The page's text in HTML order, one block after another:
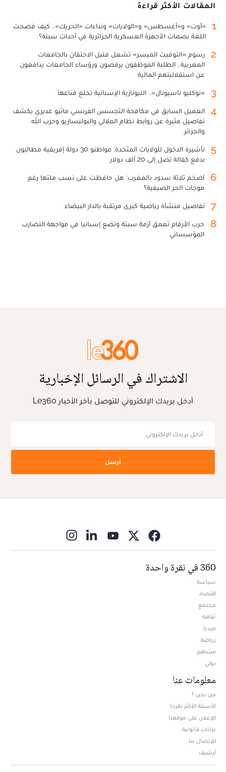
المقالات الأكثر قراءة
1
«أوت» و«أغسطس» و«الولايات» ونداءات «الحريك».. كيف فضحت
اللغة بصمات الأجهزة العسكرية الجزائرية في أحداث سبتة؟
2
رسوم «التوقيت الميسر» تشعل فتيل الاحتقان بالجامعات
المغربية.. الطلبة الموظفون يرفضون ورؤساء الجامعات يدافعون
عن استقلاليتهم المالية
3 «نوكليو ناسيونال».. النيونازية الإسبانية تخلع قناعها
4
العميل السابق في مكافحة التجسس الفرنسي ماثيو غديري يكشف
تفاصيل مثيرة عن روابط نظام الملالي والبوليساريو وحزب الله
والجزائر
5
تأشيرة الدخول للولايات المتحدة: مواطنو 30 دولة إفريقية مطالبون
بدفع كفالة تصل إلى 20 ألف دولار
6
أضخم ثلاثة سدود بالمغرب: هل حافظت على نسب ملئها رغم
موجات الحر الصيفية؟
7 تفاصيل منشأة رياضية كبرى مرتقبة بالدار البيضاء
8
حرب الأرقام تعمق أزمة سبتة وتضع إسبانيا في مواجهة التضارب
المؤسساتي
الاشتراك في الرسائل الإخبارية
أدخل بريدك الإلكتروني للتوصل بآخر الأخبار Le360
أرسل
360 في نقرة واحدة
سياسة
اقتصاد
مجتمع
ثقافة
ميديا
رياضة
مشاهير
دولي
معلومات عنا
من نحن ؟
الأسئلة الأكثر طرحا
للإعلان على موقعنا
بيانات قانونية
للإتصال بنا
أرشيف